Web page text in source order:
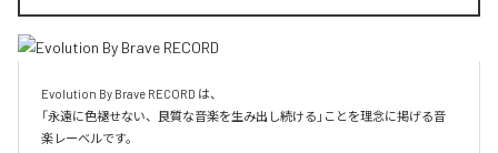
Evolution By Brave RECORD は、
「永遠に色褪せない、良質な音楽を生み出し続ける」ことを理念に掲げる音
楽レーベルです。